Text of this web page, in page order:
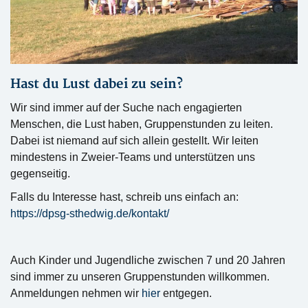
Hast du Lust dabei zu sein?
Wir sind immer auf der Suche nach engagierten
Menschen, die Lust haben, Gruppenstunden zu leiten.
Dabei ist niemand auf sich allein gestellt. Wir leiten
mindestens in Zweier-Teams und unterstützen uns
gegenseitig.
Falls du Interesse hast, schreib uns einfach an:
https://dpsg-sthedwig.de/kontakt/
Auch Kinder und Jugendliche zwischen 7 und 20 Jahren
sind immer zu unseren Gruppenstunden willkommen.
Anmeldungen nehmen wir hier entgegen.